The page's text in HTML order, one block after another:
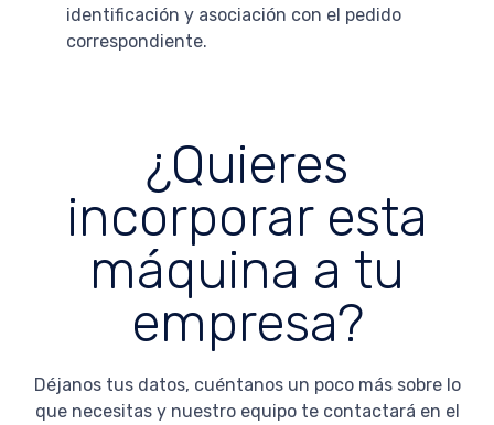
identificación y asociación con el pedido
correspondiente.
¿Quieres
incorporar esta
máquina a tu
empresa?
Déjanos tus datos, cuéntanos un poco más sobre lo
que necesitas y nuestro equipo te contactará en el